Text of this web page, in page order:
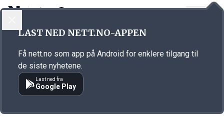
Annonsørinnhold
LAST NED NETT.NO-APPEN
Få nett.no som app på Android for enklere tilgang til
de siste nyhetene.
Last ned fra
Google Play